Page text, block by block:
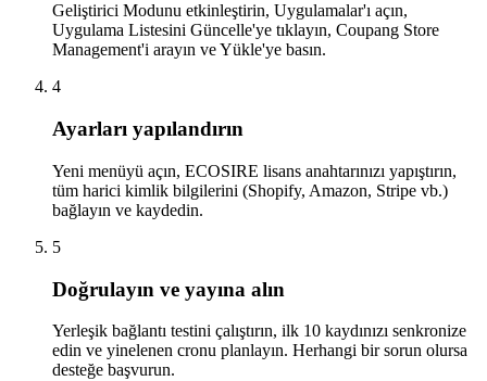
Geliştirici Modunu etkinleştirin, Uygulamalar'ı açın,
Uygulama Listesini Güncelle'ye tıklayın, Coupang Store
Management'i arayın ve Yükle'ye basın.
4
Ayarları yapılandırın
Yeni menüyü açın, ECOSIRE lisans anahtarınızı yapıştırın,
tüm harici kimlik bilgilerini (Shopify, Amazon, Stripe vb.)
bağlayın ve kaydedin.
5
Doğrulayın ve yayına alın
Yerleşik bağlantı testini çalıştırın, ilk 10 kaydınızı senkronize
edin ve yinelenen cronu planlayın. Herhangi bir sorun olursa
desteğe başvurun.